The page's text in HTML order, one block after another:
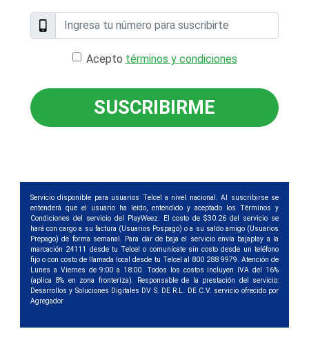
Acepto términos y condiciones
SUSCRIBIRME
Servicio disponible para usuarios Telcel a nivel nacional. Al suscribirse se
entenderá que el usuario ha leído, entendido y aceptado los Términos y
Condiciones del servicio del PlayWeez. El costo de $30.26 del servicio se
hará con cargo a su factura (Usuarios Pospago) o a su saldo amigo (Usuarios
Prepago) de forma semanal. Para dar de baja el servicio envía bajaplay a la
marcación 24111 desde tu Telcel o comunícate sin costo desde un teléfono
fijo o con costo de llamada local desde tu Telcel al 800 288 9979. Atención de
Lunes a Viernes de 9:00 a 18:00. Todos los costos incluyen IVA del 16%
(aplica 8% en zona fronteriza). Responsable de la prestación del servicio:
Desarrollos y Soluciones Digitales DV S. DE R.L. DE C.V. servicio ofrecido por
Agregador